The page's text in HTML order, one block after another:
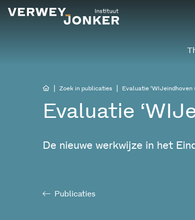
Zoek in publicaties Evaluatie ‘WIJeindhoven
Evaluatie
De nieuwe werkwijze in het
Publicaties